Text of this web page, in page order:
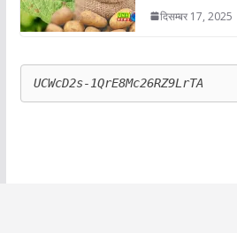
दिसम्बर 17, 2025
UCWcD2s-1QrE8Mc26RZ9LrTA